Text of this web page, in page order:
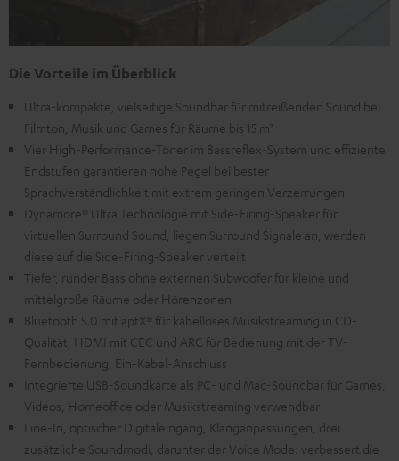
Die Vorteile im Überblick
Ultra-kompakte, vielseitige Soundbar für mitreißenden Sound bei
Filmton, Musik und Games für Räume bis 15 m²
Vier High-Performance-Töner im Bassreflex-System und effiziente
Endstufen garantieren hohe Pegel bei bester
Sprachverständlichkeit mit extrem geringen Verzerrungen
Dynamore® Ultra Technologie mit Side-Firing-Speaker für
virtuellen Surround Sound, liegen Surround Signale an, werden
diese auf die Side-Firing-Speaker verteilt
Tiefer, runder Bass ohne externen Subwoofer für kleine und
mittelgroße Räume oder Hörenzonen
Bluetooth 5.0 mit aptX® für kabelloses Musikstreaming in CD-
Qualität, HDMI mit CEC und ARC für Bedienung mit der TV-
Fernbedienung, Ein-Kabel-Anschluss
Integrierte USB-Soundkarte als PC- und Mac-Soundbar für Games,
Videos, Homeoffice oder Musikstreaming verwendbar
Line-In, optischer Digitaleingang, Klanganpassungen, drei
zusätzliche Soundmodi, darunter der Voice Mode: verbessert die